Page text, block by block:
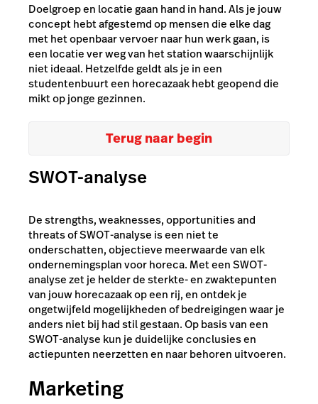
Doelgroep en locatie gaan hand in hand. Als je jouw
concept hebt afgestemd op mensen die elke dag
met het openbaar vervoer naar hun werk gaan, is
een locatie ver weg van het station waarschijnlijk
niet ideaal. Hetzelfde geldt als je in een
studentenbuurt een horecazaak hebt geopend die
mikt op jonge gezinnen.
Terug naar begin
SWOT-analyse
De strengths, weaknesses, opportunities and
threats of SWOT-analyse is een niet te
onderschatten, objectieve meerwaarde van elk
ondernemingsplan voor horeca. Met een SWOT-
analyse zet je helder de sterkte- en zwaktepunten
van jouw horecazaak op een rij, en ontdek je
ongetwijfeld mogelijkheden of bedreigingen waar je
anders niet bij had stil gestaan. Op basis van een
SWOT-analyse kun je duidelijke conclusies en
actiepunten neerzetten en naar behoren uitvoeren.
Marketing